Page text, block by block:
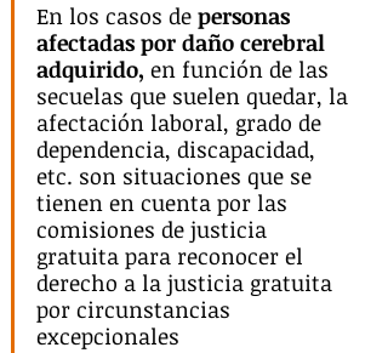
En los casos de personas
afectadas por daño cerebral
adquirido, en función de las
secuelas que suelen quedar, la
afectación laboral, grado de
dependencia, discapacidad,
etc. son situaciones que se
tienen en cuenta por las
comisiones de justicia
gratuita para reconocer el
derecho a la justicia gratuita
por circunstancias
excepcionales